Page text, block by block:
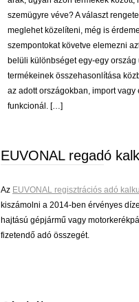
szemügyre véve? A választ
meglehet közelíteni, még is
szempontokat követve elemezni
belüli különbséget egy-egy ország
termékeinek összehasonlítása
az adott országokban, import vagy
funkcionál. […]
EUVONAL regadó
Az EUVONAL regisztrációs adó
kiszámolni a 2014-ben érvényes
hajtású gépjármű vagy
fizetendő adó összegét.